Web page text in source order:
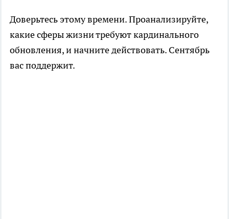
Доверьтесь этому времени. Проанализируйте,
какие сферы жизни требуют кардинального
обновления, и начните действовать. Сентябрь
вас поддержит.